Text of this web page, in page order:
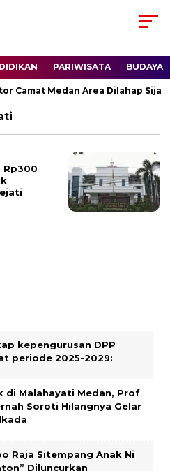
PARIWISATA BUDAYA
Camat Medan Area Dilahap Sijago
Rp300
kepengurusan DPP
periode 2025-2029:
di Malahayati Medan, Prof
Soroti Hilangnya Gelar
Raja Sitempang Anak Ni
Diluncurkan